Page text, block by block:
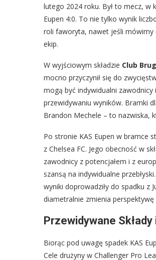
lutego 2024 roku. Był to mecz, w
Eupen 4:0. To nie tylko wynik
roli faworyta, nawet jeśli mówimy
ekip.
W wyjściowym składzie Club
mocno przyczynił się do
mogą być indywidualni
przewidywaniu wyników. Bramki
Brandon Mechele – to nazwiska,
Po stronie KAS Eupen w bramce
z Chelsea FC. Jego obecność w
zawodnicy z potencjałem i z
szansą na indywidualne
wyniki doprowadziły do spadku z
diametralnie zmienia perspektywę
Przewidywane
Biorąc pod uwagę spadek KAS
Cele drużyny w Challenger Pro